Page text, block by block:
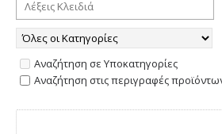
Αναζήτηση σε Υποκατηγορίες
Αναζήτηση στις περιγραφές